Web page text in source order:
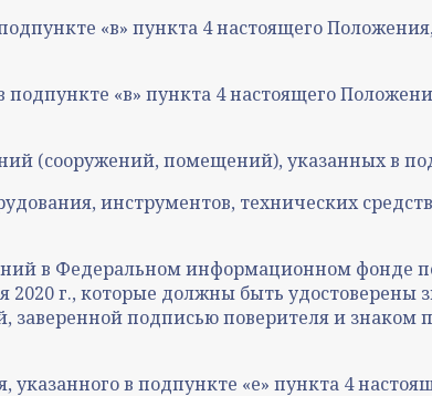
«в» пункта 4 настоящего
«в» пункта 4 настоящего
(сооружений, помещений), указанных в
инструментов, технических
в Федеральном информационном фонде
г., которые должны быть удостоверены
подписью поверителя и знаком
в подпункте «е» пункта 4